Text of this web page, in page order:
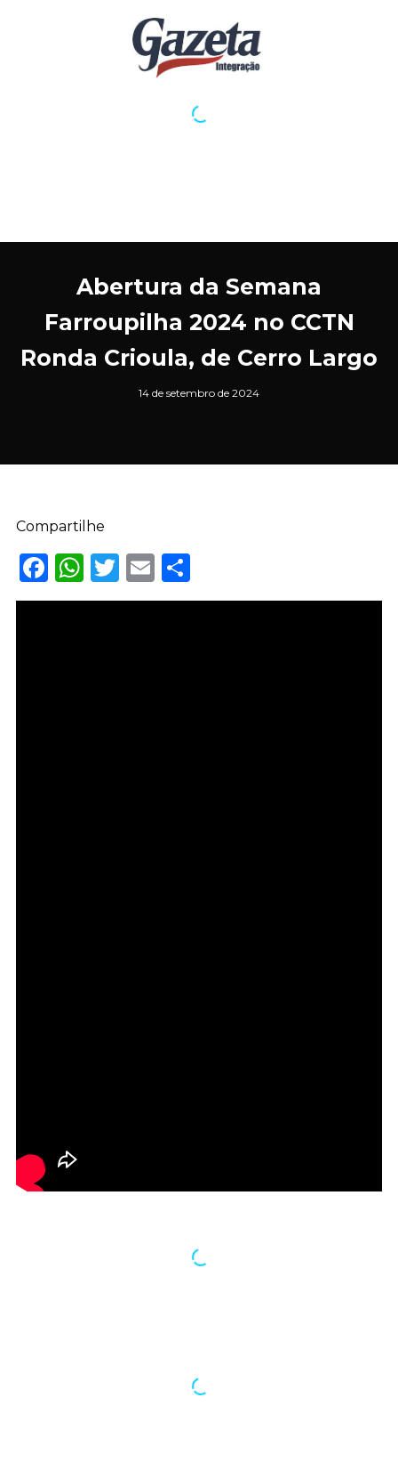
Abertura da Semana
Farroupilha 2024 no CCTN
Ronda Crioula, de Cerro Largo
14 de setembro de 2024
Compartilhe
Facebook
WhatsApp
Twitter
EmailShare